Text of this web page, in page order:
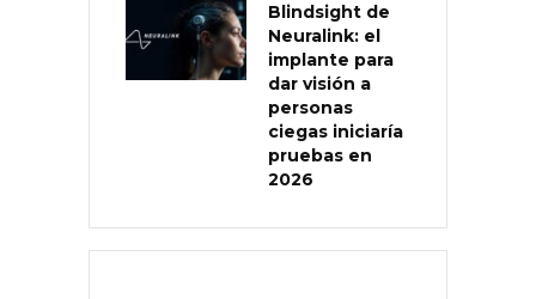
Blindsight de
Neuralink: el
implante para
dar visión a
personas
ciegas iniciaría
pruebas en
2026